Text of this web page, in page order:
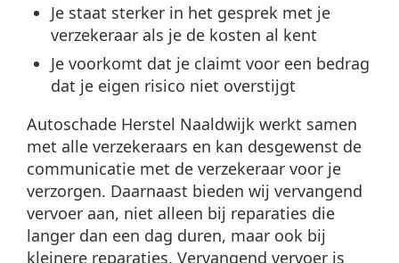
Je staat sterker in het gesprek met je
verzekeraar als je de kosten al kent
Je voorkomt dat je claimt voor een bedrag
dat je eigen risico niet overstijgt
Autoschade Herstel Naaldwijk werkt samen
met alle verzekeraars en kan desgewenst de
communicatie met de verzekeraar voor je
verzorgen. Daarnaast bieden wij vervangend
vervoer aan, niet alleen bij reparaties die
langer dan een dag duren, maar ook bij
kleinere reparaties. Vervangend vervoer is